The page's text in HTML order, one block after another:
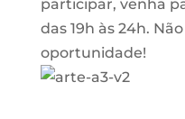
participar, venha
das 19h às 24h.
oportunidade!